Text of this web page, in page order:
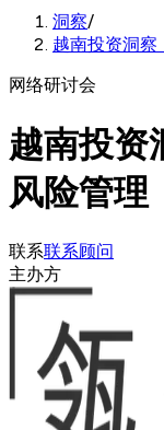
洞察/
越南投资洞察
网络研讨会
越南投资
风险管理
联系联系顾问
主办方